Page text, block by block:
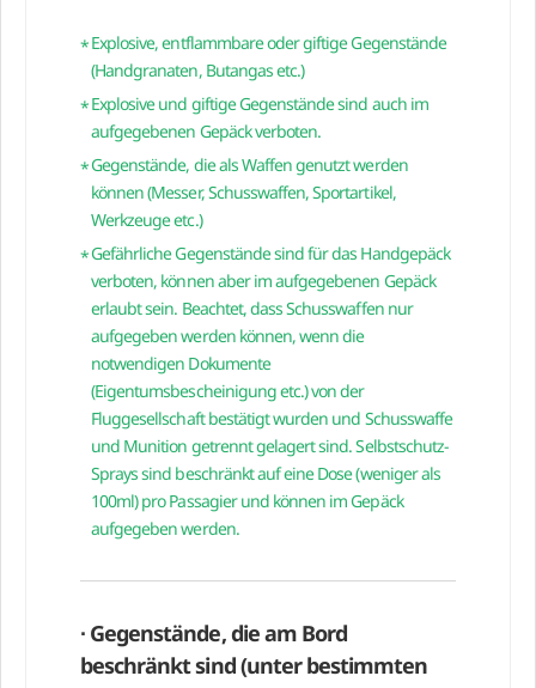
Explosive, entflammbare oder giftige Gegenstände
(Handgranaten, Butangas etc.)
Explosive und giftige Gegenstände sind auch im
aufgegebenen Gepäck verboten.
Gegenstände, die als Waffen genutzt werden
können (Messer, Schusswaffen, Sportartikel,
Werkzeuge etc.)
Gefährliche Gegenstände sind für das Handgepäck
verboten, können aber im aufgegebenen Gepäck
erlaubt sein. Beachtet, dass Schusswaffen nur
aufgegeben werden können, wenn die
notwendigen Dokumente
(Eigentumsbescheinigung etc.) von der
Fluggesellschaft bestätigt wurden und Schusswaffe
und Munition getrennt gelagert sind. Selbstschutz-
Sprays sind beschränkt auf eine Dose (weniger als
100ml) pro Passagier und können im Gepäck
aufgegeben werden.
∙ Gegenstände, die am Bord
beschränkt sind (unter bestimmten